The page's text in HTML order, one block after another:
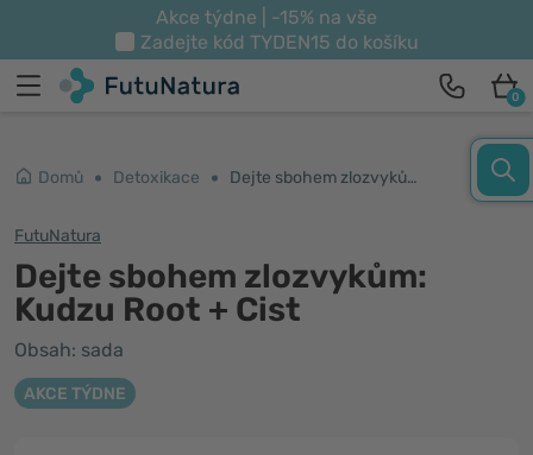
Akce týdne | -15% na vše
Zadejte kód TYDEN15 do košíku
0
Domů Detoxikace Dejte sbohem zlozvykům: Kudzu Root + Cist
FutuNatura
Dejte sbohem zlozvykům:
Kudzu Root + Cist
Obsah: sada
AKCE TÝDNE